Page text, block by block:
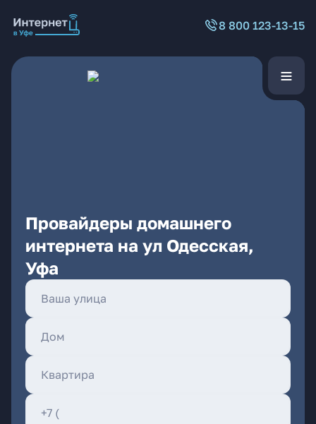
8 800 123-13-15
Провайдеры домашнего
интернета на ул Одесская,
Уфа